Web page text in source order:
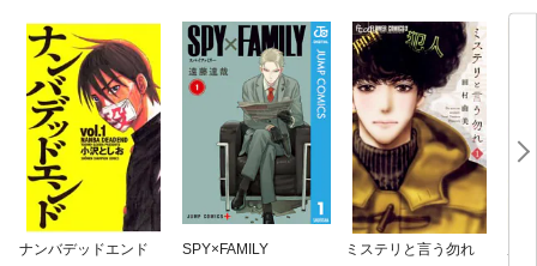
ナンバデッドエンド SPY×FAMILY ミステリと言う勿れ